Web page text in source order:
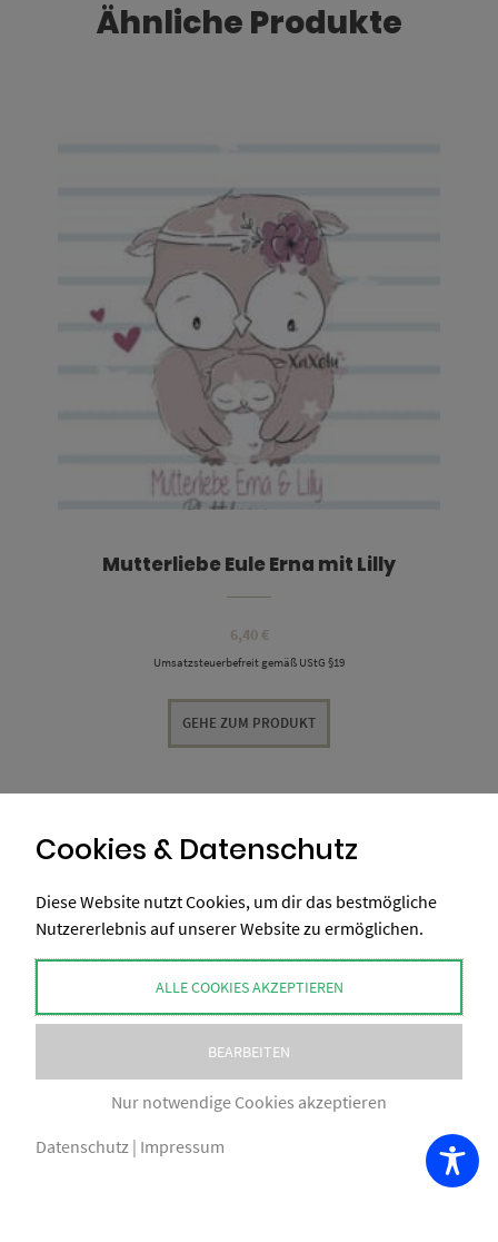
Ähnliche Produkte
Mutterliebe Eule Erna mit Lilly
6,40 €
Umsatzsteuerbefreit gemäß UStG §19
GEHE ZUM PRODUKT
Cookies & Datenschutz
Diese Website nutzt Cookies, um dir das bestmögliche
Nutzererlebnis auf unserer Website zu ermöglichen.
ALLE COOKIES AKZEPTIEREN
BEARBEITEN
Nur notwendige Cookies akzeptieren
Datenschutz | Impressum